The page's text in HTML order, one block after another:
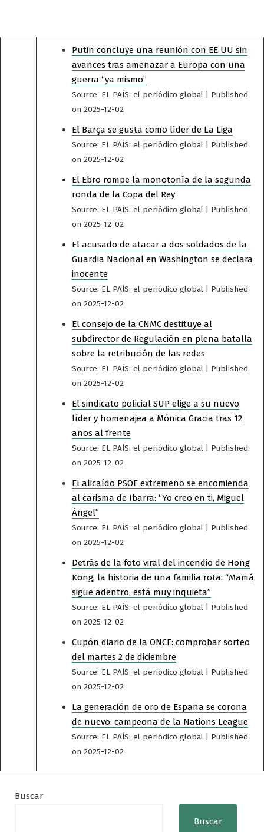
Putin concluye una reunión con EE UU sin
avances tras amenazar a Europa con una
guerra “ya mismo”
Source: EL PAÍS: el periódico global
Published
on 2025-12-02
El Barça se gusta como líder de La Liga
Source: EL PAÍS: el periódico global
Published
on 2025-12-02
El Ebro rompe la monotonía de la segunda
ronda de la Copa del Rey
Source: EL PAÍS: el periódico global
Published
on 2025-12-02
El acusado de atacar a dos soldados de la
Guardia Nacional en Washington se declara
inocente
Source: EL PAÍS: el periódico global
Published
on 2025-12-02
El consejo de la CNMC destituye al
subdirector de Regulación en plena batalla
sobre la retribución de las redes
Source: EL PAÍS: el periódico global
Published
on 2025-12-02
El sindicato policial SUP elige a su nuevo
líder y homenajea a Mónica Gracia tras 12
años al frente
Source: EL PAÍS: el periódico global
Published
on 2025-12-02
El alicaído PSOE extremeño se encomienda
al carisma de Ibarra: “Yo creo en ti, Miguel
Ángel”
Source: EL PAÍS: el periódico global
Published
on 2025-12-02
Detrás de la foto viral del incendio de Hong
Kong, la historia de una familia rota: “Mamá
sigue adentro, está muy inquieta”
Source: EL PAÍS: el periódico global
Published
on 2025-12-02
Cupón diario de la ONCE: comprobar sorteo
del martes 2 de diciembre
Source: EL PAÍS: el periódico global
Published
on 2025-12-02
La generación de oro de España se corona
de nuevo: campeona de la Nations League
Source: EL PAÍS: el periódico global
Published
on 2025-12-02
Buscar
Buscar